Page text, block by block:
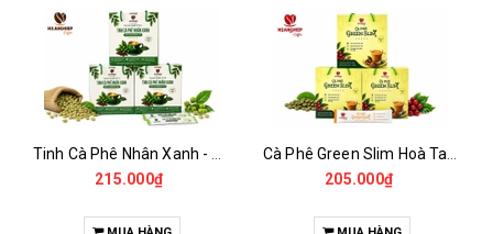
215.000₫
205.000₫